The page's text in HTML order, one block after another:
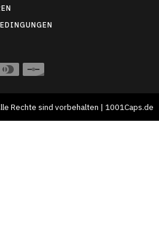
Rechte sind vorbehalten | 1001Caps.de